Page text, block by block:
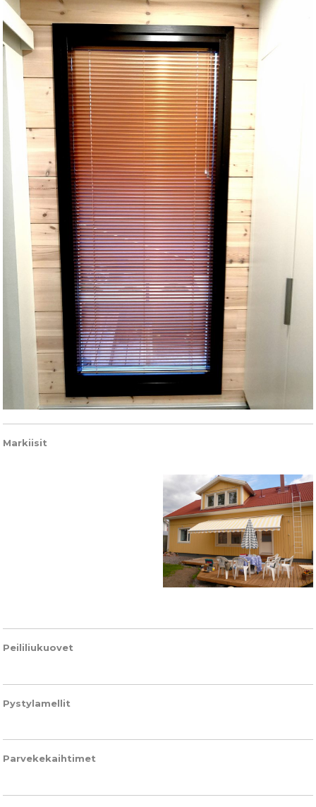
Markiisit
Peililiukuovet
Pystylamellit
Parvekekaihtimet